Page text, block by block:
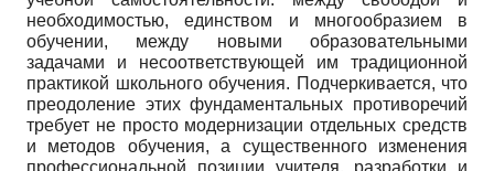
необходимостью, единством и многообразием в
обучении, между новыми образовательными
задачами и несоответствующей им традиционной
практикой школьного обучения. Подчеркивается, что
преодоление этих фундаментальных противоречий
требует не просто модернизации отдельных средств
и методов обучения, а существенного изменения